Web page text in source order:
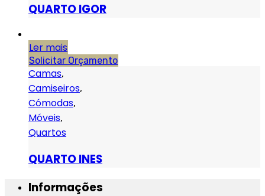
QUARTO IGOR
Ler mais
Solicitar Orçamento
Camas,
Camiseiros,
Cómodas,
Móveis,
Quartos
QUARTO INES
Informações